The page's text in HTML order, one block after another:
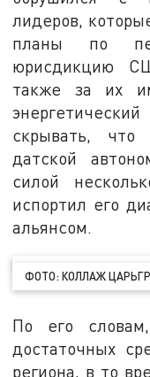
лидеров,
планы по
юрисдикцию
также за их
скрывать, что
датской
силой
испортил его
альянсом.
ФОТО: КОЛЛАЖ
По его
достаточных
региона, в то